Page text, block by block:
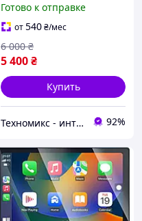
Поддержка Wireless
CarPlay/Android Auto,
Stereo Fiat Panda
Готово к отправке
от540₴/мес
5 400₴
6 000 ₴
Купить
Техномикс - интернет - магазин качественной техники, электроники и других товаров для дома и работы 92%